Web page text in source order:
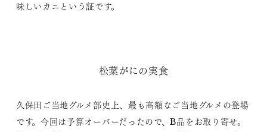
味しいカニという証です。
松葉がにの実食
久保田ご当地グルメ部史上、最も高額なご当地グルメの登場
です。今回は予算オーバーだったので、B品をお取り寄せ。